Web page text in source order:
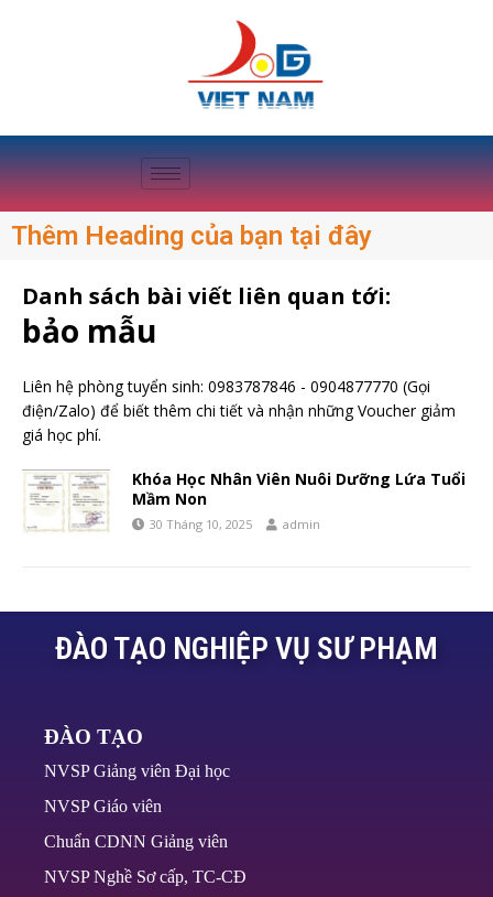
Thêm Heading của bạn tại đây
Danh sách bài viết liên quan tới:
bảo mẫu
Liên hệ phòng tuyển sinh: 0983787846 - 0904877770 (Gọi
điện/Zalo) để biết thêm chi tiết và nhận những Voucher giảm
giá học phí.
Khóa Học Nhân Viên Nuôi Dưỡng Lứa Tuổi
Mầm Non
30 Tháng 10, 2025 admin
ĐÀO TẠO NGHIỆP VỤ SƯ PHẠM
ĐÀO TẠO
NVSP Giảng viên Đại học
NVSP Giáo viên
Chuẩn CDNN Giảng viên
NVSP Nghề Sơ cấp, TC-CĐ